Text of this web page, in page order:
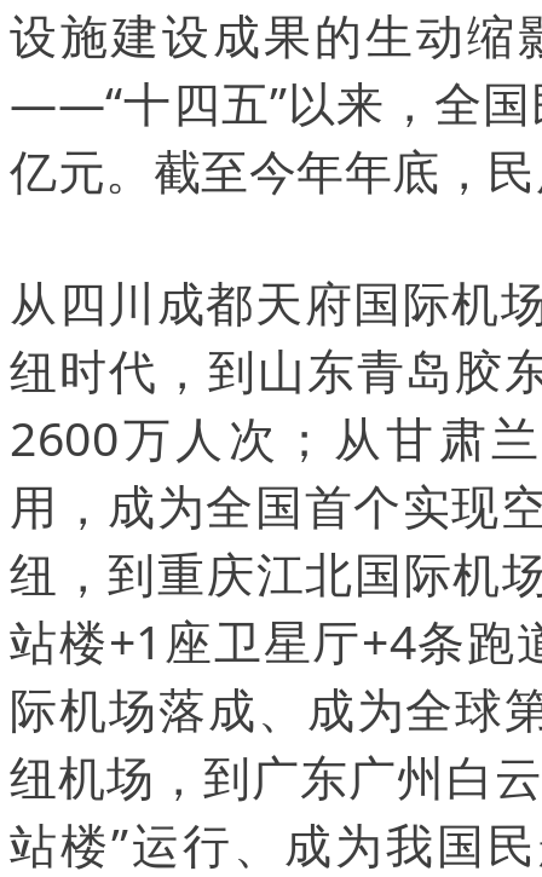
设施建设成果的生动缩
——“十四五”以来，全
亿元。截至今年年底，
从四川成都天府国际机
纽时代，到山东青岛胶
2600万人次；从甘肃
用，成为全国首个实现
纽，到重庆江北国际机
站楼+1座卫星厅+4条跑
际机场落成、成为全球
纽机场，到广东广州白
站楼”运行、成为我国